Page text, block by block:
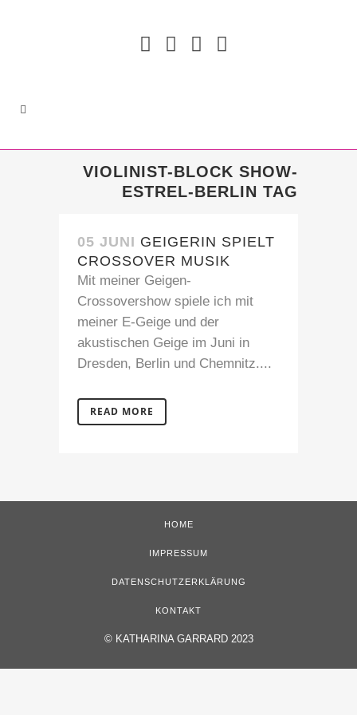
VIOLINIST-BLOCK SHOW-
ESTREL-BERLIN TAG
05 JUNI GEIGERIN SPIELT
CROSSOVER MUSIK
Mit meiner Geigen-
Crossovershow spiele ich mit
meiner E-Geige und der
akustischen Geige im Juni in
Dresden, Berlin und Chemnitz....
READ MORE
HOME
IMPRESSUM
DATENSCHUTZERKLÄRUNG
KONTAKT
© KATHARINA GARRARD 2023